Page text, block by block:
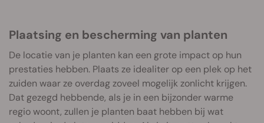
Plaatsing en bescherming van planten
De locatie van je planten kan een grote impact op hun
prestaties hebben. Plaats ze idealiter op een plek op het
zuiden waar ze overdag zoveel mogelijk zonlicht krijgen.
Dat gezegd hebbende, als je in een bijzonder warme
regio woont, zullen je planten baat hebben bij wat